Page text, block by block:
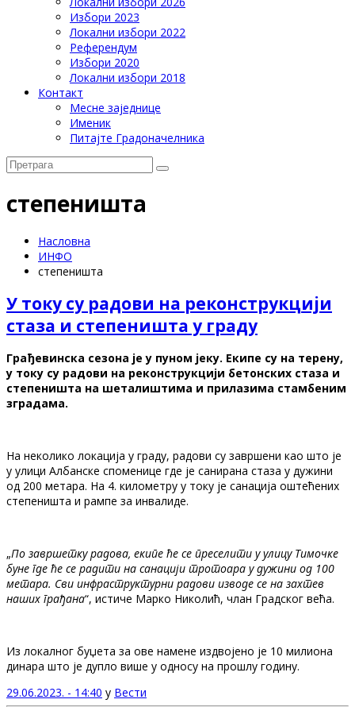
Избори 2023
Локални избори 2022
Референдум
Избори 2020
Локални избори 2018
Контакт
Месне заједнице
Именик
Питајте Градоначелника
степеништа
Насловна
ИНФО
степеништа
У току су радови на реконструкцији
стаза и степеништа у граду
Грађевинска сезона је у пуном јеку. Екипе су на терену,
у току су радови на реконструкцији бетонских стаза и
степеништа на шеталиштима и прилазима стамбеним
зградама.
На неколико локација у граду, радови су завршени као што је
у улици Албанске споменице где је санирана стаза у дужини
од 200 метара. На 4. километру у току је санација оштећених
степеништа и рампе за инвалиде.
„По завршетку радова, екипе ће се преселити у улицу Тимочке
буне где ће се радити на санацији тротоара у дужини од 100
метара. Сви инфраструктурни радови изводе се на захтев
наших грађана“, истиче Марко Николић, члан Градског већа.
Из локалног буџета за ове намене издвојено је 10 милиона
динара што је дупло више у односу на прошлу годину.
29.06.2023. - 14:40 у Вести